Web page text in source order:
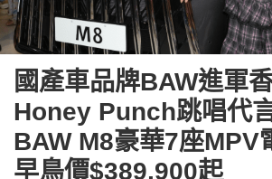
國產車品牌BAW進軍
Honey Punch跳唱代
BAW M8豪華7座MPV
早鳥價$389,900起